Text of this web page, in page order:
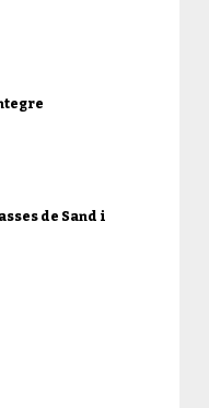
de Sand i